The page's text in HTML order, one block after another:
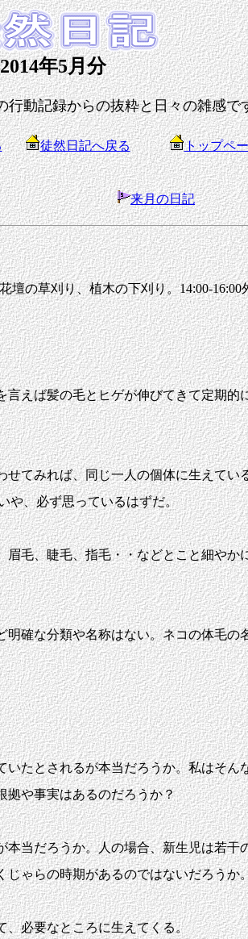
2014年5月分
行動記録からの抜粋と日々の雑感で
徒然日記へ戻る トップペ
来月の日記
の草刈り、植木の下刈り。14:00-
ば髪の毛とヒゲが伸びてきて定期的
みれば、同じ一人の個体に生えてい
や、必ず思っているはずだ。
、睫毛、指毛・・などとこと細やか
な分類や名称はない。ネコの体毛の
とされるが本当だろうか。私はそん
拠や事実はあるのだろうか？
だろうか。人の場合、新生児は若干
じゃらの時期があるのではないだろうか
必要なところに生えてくる。